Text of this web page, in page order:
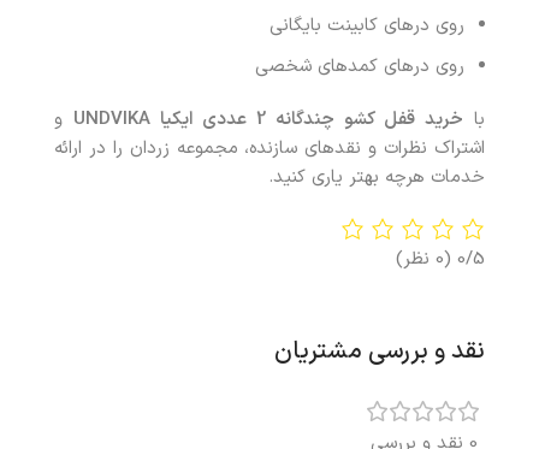
روی درهای کابینت‌ بایگانی
روی درهای کمدهای شخصی
با خریدقفل کشو چندگانه 2 عددی ایکیا UNDVIKA
و
اشتراک نظرات و نقدهای سازنده، مجموعه زردان را در ارائه
خدمات هرچه بهتر یاری کنید.
0/5 (0 نظر)
نقد و بررسی مشتریان
0 نقد و بررسی